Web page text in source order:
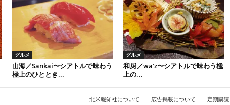
グルメ
山海／Sankai〜シアトルで味わう
極上のひととき...
グルメ
和厨／wa’z〜シアトルで味わう極
上の...
北米報知社について 広告掲載について 定期購読